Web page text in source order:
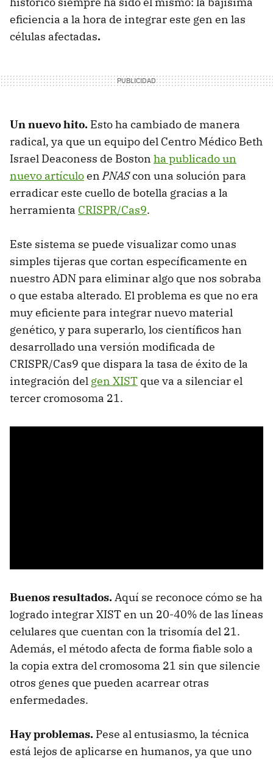
eficiencia a la hora de integrar este gen en las
células afectadas.
Un nuevo hito. Esto ha cambiado de manera
radical, ya que un equipo del Centro Médico Beth
Israel Deaconess de Boston ha publicado un
nuevo artículoenPNAScon una solución para
erradicar este cuello de botella gracias a la
herramienta CRISPR/Cas9.
Este sistema se puede visualizar como unas
simples tijeras que cortan específicamente en
nuestro ADN para eliminar algo que nos sobraba
o que estaba alterado. El problema es que no era
muy eficiente para integrar nuevo material
genético, y para superarlo, los científicos han
desarrollado una versión modificada de
CRISPR/Cas9 que dispara la tasa de éxito de la
integración del gen XIST que va a silenciar el
tercer cromosoma 21.
Buenos resultados.Aquí se reconoce cómo se ha
logrado integrar XIST en un 20-40% de las líneas
celulares que cuentan con la trisomía del 21.
Además, el método afecta de forma fiable solo a
la copia extra del cromosoma 21 sin que silencie
otros genes que pueden acarrear otras
enfermedades.
Hay problemas. Pese al entusiasmo, la técnica
está lejos de aplicarse en humanos, ya que uno